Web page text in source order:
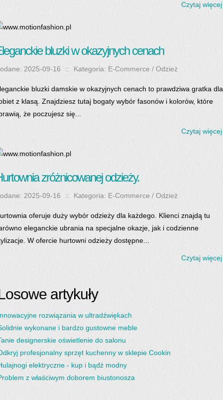
Czytaj
bluzki w okazyjnych cenach
2025-09-16 :: Kategoria: E-Commerce / Odzież
bluzki damskie w okazyjnych cenach to prawdziwa gratka dla
z klasą. Znajdziesz tutaj bogaty wybór fasonów i kolorów, które
że poczujesz się...
Czytaj
zróżnicowanej odzieży.
2025-09-16 :: Kategoria: E-Commerce / Odzież
oferuje duży wybór odzieży dla każdego. Klienci znajdą tu
eleganckie ubrania na specjalne okazje, jak i codzienne
W ofercie hurtowni odzieży dostępne...
Czytaj
artykuły
rozwiązania w ultradźwiękach
wykonane i bardzo gustowne meble
designerskie oświetlenie do salonu
profesjonalny sprzęt kuchenny w sklepie Cookin
elektryczne - kup i bądź modny
z właściwym doborem biustonosza